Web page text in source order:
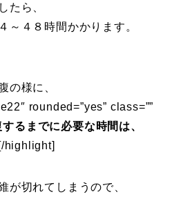
たら、
～４８時間かかります。
の様に、
rounded=”yes” class=””
るまでに必要な時間は、
[/highlight]
が切れてしまうので、